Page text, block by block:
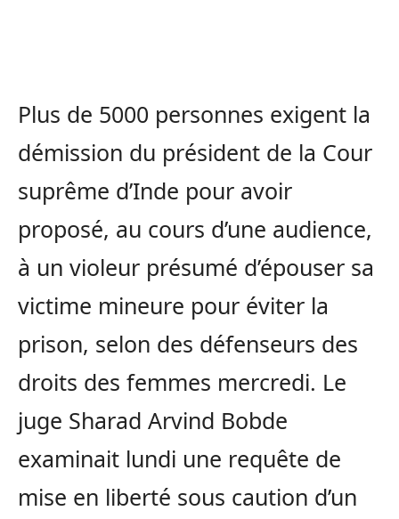
Plus de 5000 personnes exigent la
démission du président de la Cour
suprême d’Inde pour avoir
proposé, au cours d’une audience,
à un violeur présumé d’épouser sa
victime mineure pour éviter la
prison, selon des défenseurs des
droits des femmes mercredi. Le
juge Sharad Arvind Bobde
examinait lundi une requête de
mise en liberté sous caution d’un